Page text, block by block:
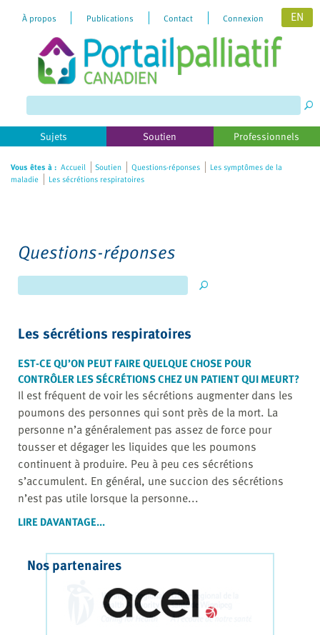
website
includes
an
accessibility
system.
À propos Publications Contact Connexion EN
Sujets Soutien Professionnels
Vous êtes à : Accueil Soutien Questions-réponses
Les symptômes de la
maladie
Les sécrétions respiratoires
Questions-réponses
Les sécrétions respiratoires
EST-CE QU’ON PEUT FAIRE QUELQUE CHOSE POUR
CONTRÔLER LES SÉCRÉTIONS CHEZ UN PATIENT QUI MEURT?
Il est fréquent de voir les sécrétions augmenter dans les
poumons des personnes qui sont près de la mort. La
personne n’a généralement pas assez de force pour
tousser et dégager les liquides que les poumons
continuent à produire. Peu à peu ces sécrétions
s’accumulent. En général, une succion des sécrétions
n’est pas utile lorsque la personne...
LIRE DAVANTAGE...
Nos partenaires